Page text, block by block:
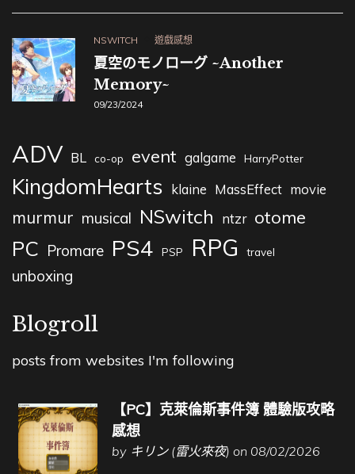
NSWITCH 遊戲感想
夏空のモノローグ ~Another
Memory~
09/23/2024
ADV BL co-op event galgame HarryPotter
KingdomHearts klaine MassEffect movie
murmur musical NSwitch ntzr otome
PC Promare PS4 PSP RPG travel
unboxing
Blogroll
posts from websites I'm following
【PC】克萊倫斯事件簿 體驗版攻略
感想
by キリン (雷火來夜) on 08/02/2026